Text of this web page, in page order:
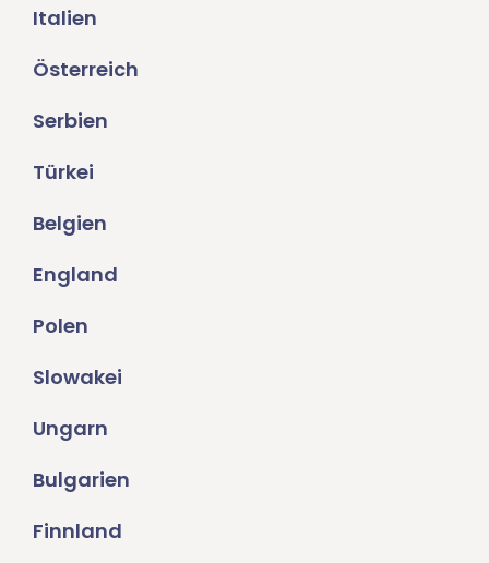
Italien
Österreich
Serbien
Türkei
Belgien
England
Polen
Slowakei
Ungarn
Bulgarien
Finnland